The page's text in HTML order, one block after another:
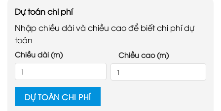
Dự toán chi phí
Nhập chiều dài và chiều cao để biết chi phí dự
toán
Chiều dài (m) Chiều cao (m)
DỰ TOÁN CHI PHÍ